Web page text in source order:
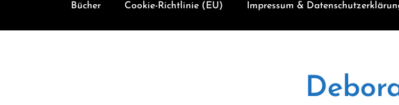
Bücher Cookie-Richtlinie (EU) Impressum &